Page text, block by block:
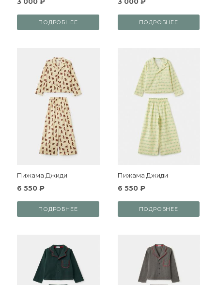
ПОДРОБНЕЕ ПОДРОБНЕЕ
Пижама Джиди
6 550 ₽
ПОДРОБНЕЕ
Пижама Джиди
6 550 ₽
ПОДРОБНЕЕ